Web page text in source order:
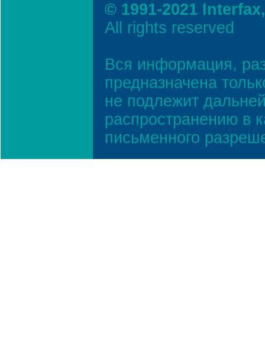
© 1991-2021
All rights reserved
Вся информация,
предназначена
не подлежит
распространению в
письменного